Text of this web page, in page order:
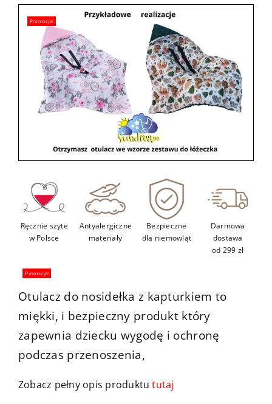
O Nas
Kontakt
Promocja!
Ręcznie szyte
w Polsce
Antyalergiczne
materiały
Bezpieczne
dla niemowląt
Darmowa
dostawa
od 299 zł
Otulacz do nosidełka z kapturkiem to
miękki, i bezpieczny produkt który
zapewnia dziecku wygodę i ochronę
podczas przenoszenia,
Zobacz pełny opis produktututaj
Promocja!